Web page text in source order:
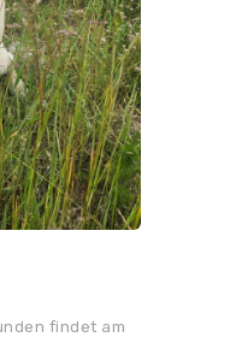
findet am